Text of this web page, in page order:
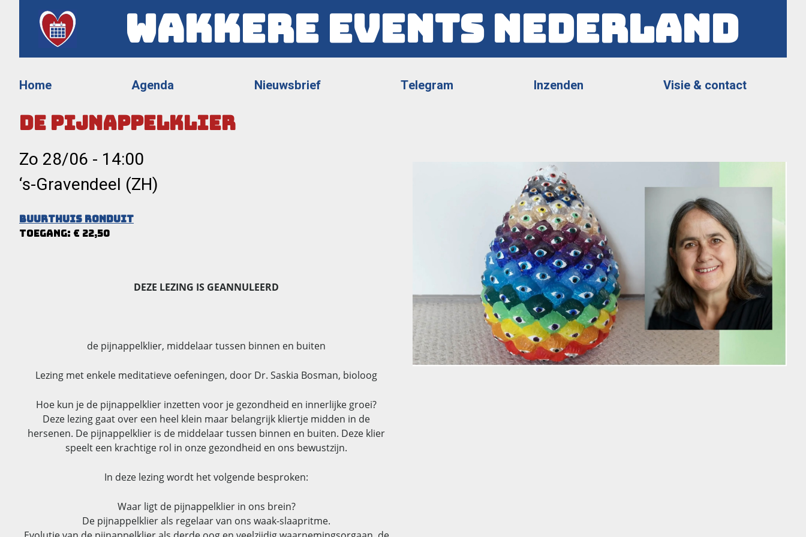
Wakkere Events Nederland
Home Agenda Nieuwsbrief Telegram Inzenden Visie & contact
De Pijnappelklier
Zo 28/06 - 14:00
‘s-Gravendeel (ZH)
Buurthuis Ronduit
Toegang: € 22,50
DEZE LEZING IS GEANNULEERD
de pijnappelklier, middelaar tussen binnen en buiten
Lezing met enkele meditatieve oefeningen, door Dr. Saskia Bosman, bioloog
Hoe kun je de pijnappelklier inzetten voor je gezondheid en innerlijke groei?
Deze lezing gaat over een heel klein maar belangrijk kliertje midden in de
hersenen. De pijnappelklier is de middelaar tussen binnen en buiten. Deze klier
speelt een krachtige rol in onze gezondheid en ons bewustzijn.
In deze lezing wordt het volgende besproken:
Waar ligt de pijnappelklier in ons brein?
De pijnappelklier als regelaar van ons waak-slaapritme.